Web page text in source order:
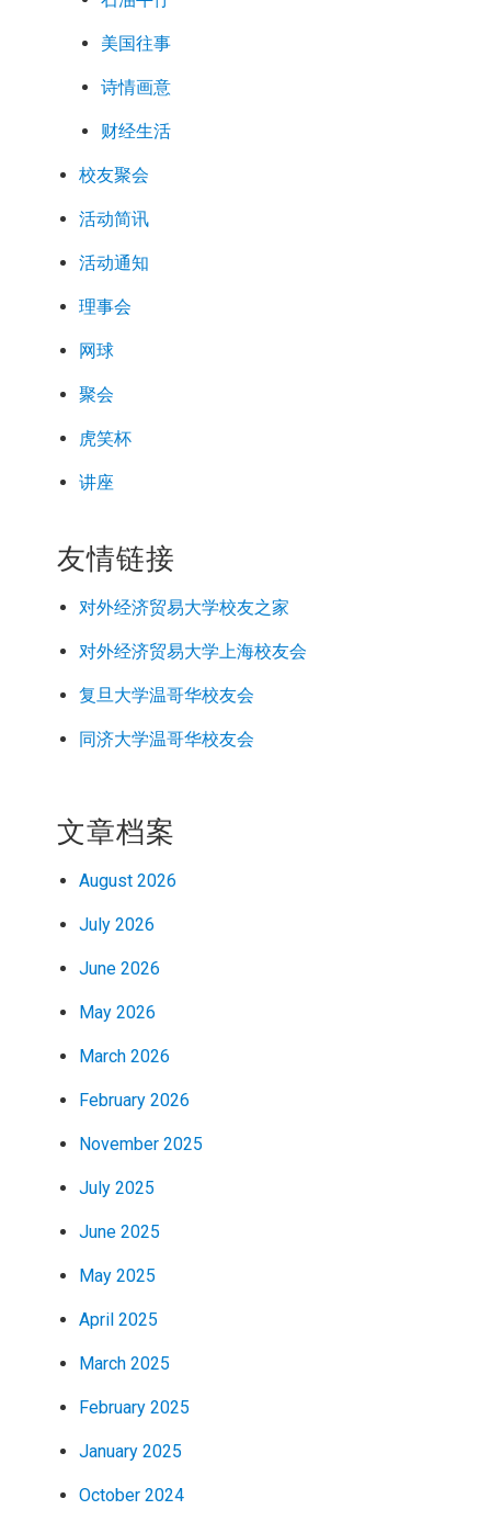
美国往事
诗情画意
财经生活
校友聚会
活动简讯
活动通知
理事会
网球
聚会
虎笑杯
讲座
友情链接
对外经济贸易大学校友之家
对外经济贸易大学上海校友会
复旦大学温哥华校友会
同济大学温哥华校友会
文章档案
August 2026
July 2026
June 2026
May 2026
March 2026
February 2026
November 2025
July 2025
June 2025
May 2025
April 2025
March 2025
February 2025
January 2025
October 2024